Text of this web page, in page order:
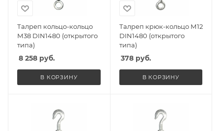
Талреп кольцо-кольцо
М38 DIN1480 (открытого
типа)
8 258 руб.
В КОРЗИНУ
Талреп крюк-кольцо М12
DIN1480 (открытого
типа)
378руб.
В КОРЗИНУ